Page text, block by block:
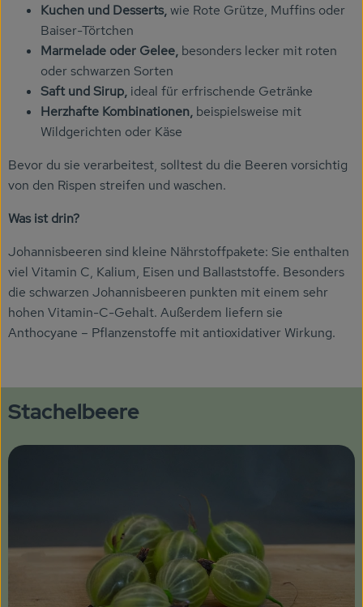
Über uns
Kuchen und Desserts,wie Rote Grütze, Muffins oder
Baiser-Törtchen
Marmelade oder Gelee, besonders lecker mit roten
oder schwarzen Sorten
Saft und Sirup, ideal für erfrischende Getränke
Herzhafte Kombinationen, beispielsweise mit
Wildgerichten oder Käse
Bevor du sie verarbeitest, solltest du die Beeren vorsichtig
von den Rispen streifen und waschen.
Was ist drin?
Johannisbeeren sind kleine Nährstoffpakete: Sie enthalten
viel Vitamin C, Kalium, Eisen und Ballaststoffe. Besonders
die schwarzen Johannisbeeren punkten mit einem sehr
hohen Vitamin-C-Gehalt. Außerdem liefern sie
Anthocyane – Pflanzenstoffe mit antioxidativer Wirkung.
Stachelbeere